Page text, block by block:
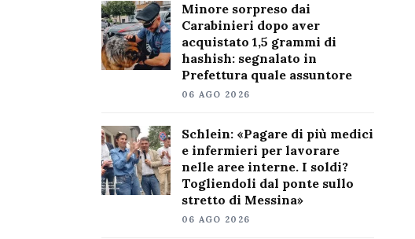
Minore sorpreso dai
Carabinieri dopo aver
acquistato 1,5 grammi di
hashish: segnalato in
Prefettura quale assuntore
06 AGO 2026
Schlein: «Pagare di più medici
e infermieri per lavorare
nelle aree interne. I soldi?
Togliendoli dal ponte sullo
stretto di Messina»
06 AGO 2026